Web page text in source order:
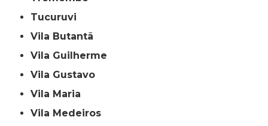
Tucuruvi
Vila Butantã
Vila Guilherme
Vila Gustavo
Vila Maria
Vila Medeiros